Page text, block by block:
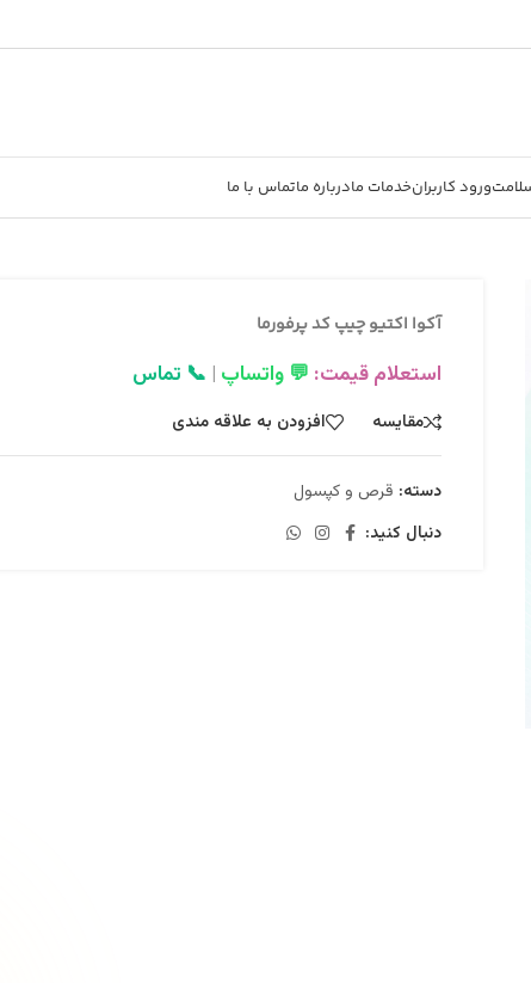
ورود کاربرانخدمات مادرباره ماتماس با ما
آکوا اکتيو چيپ کد پرفورما
استعلام قیمت: 💬 واتساپ | 📞 تماس
مقایسه افزودن به علاقه مندی
دسته: قرص و کپسول
دنبال کنید: